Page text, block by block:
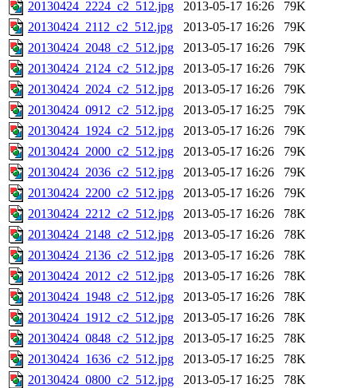
20130424_2224_c2_512.jpg 2013-05-17 16:26
79K
20130424_2112_c2_512.jpg
2013-05-17 16:26
79K
20130424_2048_c2_512.jpg
2013-05-17 16:26
79K
20130424_2124_c2_512.jpg
2013-05-17 16:26
79K
20130424_2024_c2_512.jpg
2013-05-17 16:26
79K
20130424_0912_c2_512.jpg
2013-05-17 16:25
79K
20130424_1924_c2_512.jpg
2013-05-17 16:26
79K
20130424_2000_c2_512.jpg
2013-05-17 16:26
79K
20130424_2036_c2_512.jpg
2013-05-17 16:26
79K
20130424_2200_c2_512.jpg
2013-05-17 16:26
79K
20130424_2212_c2_512.jpg
2013-05-17 16:26
78K
20130424_2148_c2_512.jpg
2013-05-17 16:26
78K
20130424_2136_c2_512.jpg
2013-05-17 16:26
78K
20130424_2012_c2_512.jpg
2013-05-17 16:26
78K
20130424_1948_c2_512.jpg
2013-05-17 16:26
78K
20130424_1912_c2_512.jpg
2013-05-17 16:26
78K
20130424_0848_c2_512.jpg
2013-05-17 16:25
78K
20130424_1636_c2_512.jpg
2013-05-17 16:25
78K
20130424_0800_c2_512.jpg
2013-05-17 16:25
78K